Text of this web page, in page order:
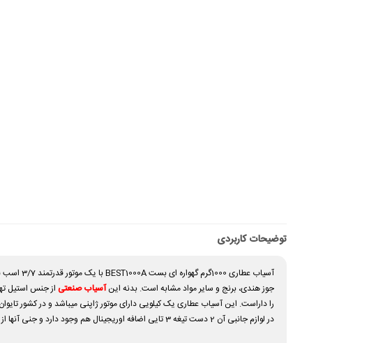
توضیحات کاربردی
جوز هندی، برنج و سایر مواد مشابه است. بدنه اینآسیاب صنعتیاز جنس استیل
در لوازم جانبی آن 2 دست تیغه 3 تایی اضافه اوریجینال هم وجود دارد و جنی آنها از استنلس استیل با کیفیت و حرارت دیده بوده که قابلیت خردایش سختترین مواد ممکن را دارند.